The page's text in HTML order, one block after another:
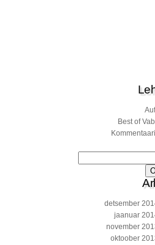
Best of
detsember
jaanuar
november
oktoober